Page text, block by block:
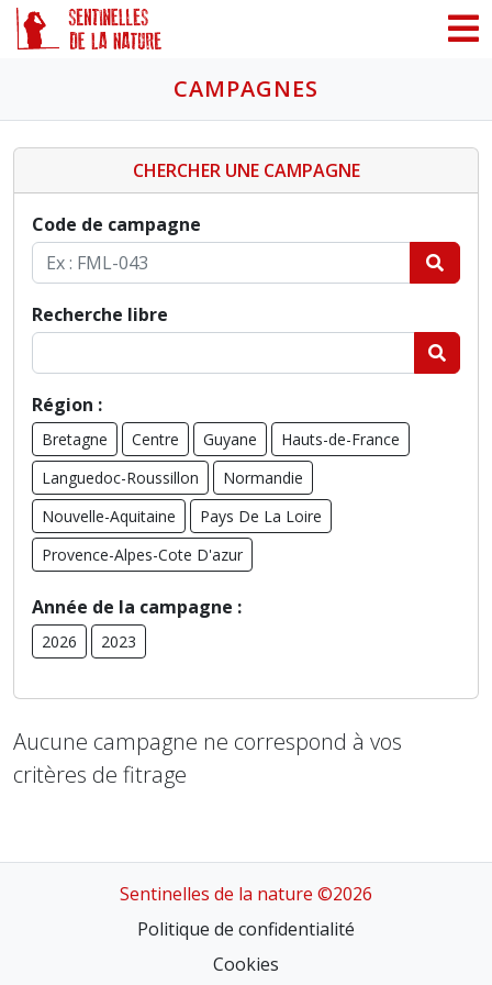
CAMPAGNES
Aucune campagne ne correspond à vos
critères de fitrage
CHERCHER UNE CAMPAGNE
Code de campagne
Recherche libre
Région :
Bretagne Centre Guyane
Hauts-de-France
Languedoc-Roussillon
Normandie
Nouvelle-Aquitaine
Pays De La Loire
Provence-Alpes-Cote D'azur
Année de la campagne :
2026 2023
Sentinelles de la nature ©2026
Politique de confidentialité
Cookies
Panneau de gestion des cookies